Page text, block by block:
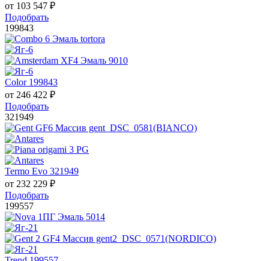
от 103 547 ₽
Подобрать
199843
Color 199843
от 246 422 ₽
Подобрать
321949
Termo Evo 321949
от 232 229 ₽
Подобрать
199557